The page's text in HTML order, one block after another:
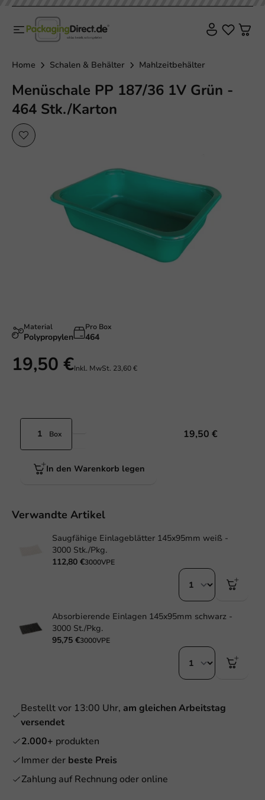
Home Schalen & Behälter Mahlzeitbehälter
Menüschale PP 187/36 1V Grün -
464 Stk./Karton
Material
Polypropylen
Pro Box
464
19,50 €Inkl. MwSt. 23,60 €
Box 19,50 €
In den Warenkorb legen
Verwandte Artikel
Saugfähige Einlageblätter 145x95mm weiß -
3000 Stk./Pkg.
112,80 €3000VPE
Absorbierende Einlagen 145x95mm schwarz -
3000 St./Pkg.
95,75 €3000VPE
Bestellt vor 13:00 Uhr, am gleichen Arbeitstag
versendet
2.000+ produkten
Immer der beste Preis
Zahlung auf Rechnung oder online